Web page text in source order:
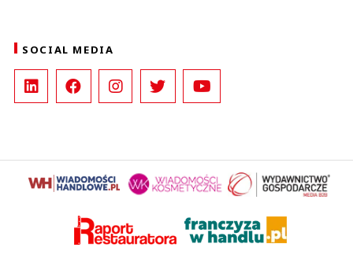
SOCIAL MEDIA